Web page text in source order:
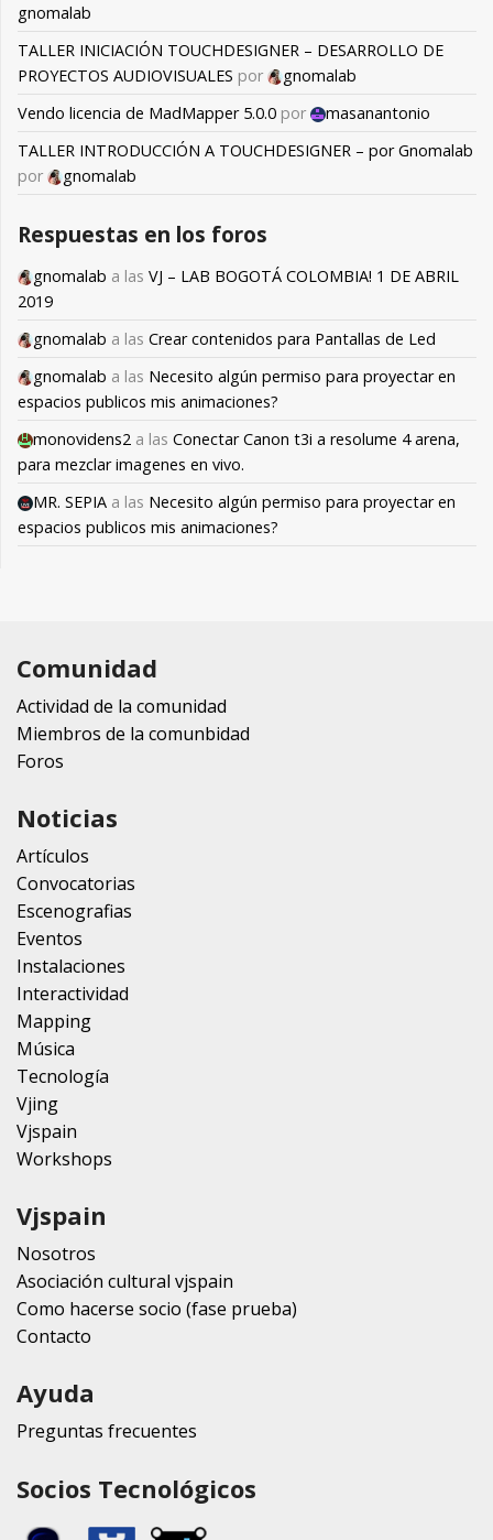
gnomalab
TALLER INICIACIÓN TOUCHDESIGNER – DESARROLLO DE
PROYECTOS AUDIOVISUALES por
gnomalab
Vendo licencia de MadMapper 5.0.0 por
masanantonio
TALLER INTRODUCCIÓN A TOUCHDESIGNER – por Gnomalab
por
gnomalab
Respuestas en los foros
gnomalab a las VJ – LAB BOGOTÁ COLOMBIA! 1 DE ABRIL
2019
gnomalab a las Crear contenidos para Pantallas de Led
gnomalab a las Necesito algún permiso para proyectar en
espacios publicos mis animaciones?
monovidens2 a las Conectar Canon t3i a resolume 4 arena,
para mezclar imagenes en vivo.
MR. SEPIA a las Necesito algún permiso para proyectar en
espacios publicos mis animaciones?
Comunidad
Actividad de la comunidad
Miembros de la comunbidad
Foros
Noticias
Artículos
Convocatorias
Escenografias
Eventos
Instalaciones
Interactividad
Mapping
Música
Tecnología
Vjing
Vjspain
Workshops
Vjspain
Nosotros
Asociación cultural vjspain
Como hacerse socio (fase prueba)
Contacto
Ayuda
Preguntas frecuentes
Socios Tecnológicos